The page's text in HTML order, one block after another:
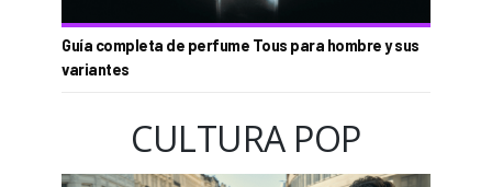
Guía completa de perfume Tous para hombre y sus
variantes
CULTURA POP